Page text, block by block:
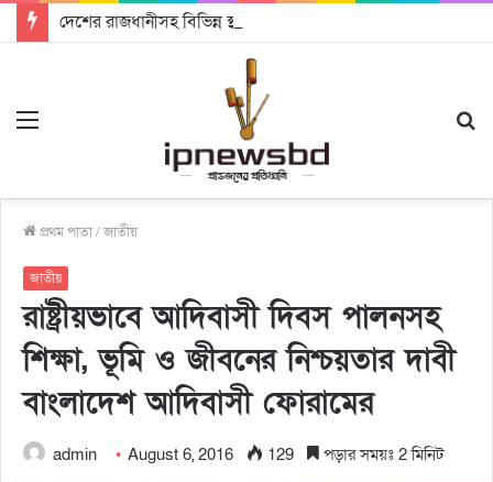
প্রথম পাতা/জাতীয়
জাতীয়
রাষ্ট্রীয়ভাবে আদিবাসী দিবস পালনসহ
শিক্ষা, ভূমি ও জীবনের নিশ্চয়তার দাবী
বাংলাদেশ আদিবাসী ফোরামের
admin August 6, 2016 129 পড়ার সময়ঃ 2 মিনিট